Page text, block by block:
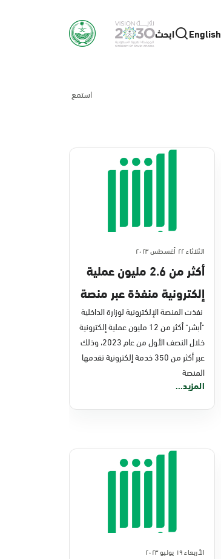
English ابحث
استمع
الثلاثاء ٢٢ أغسطس ٢٠٢٣
أكثر من 2.6 مليون عملية
إلكترونية منفذة عبر منصة
أبشر في يوليو الماضي
نفذت المنصة الإلكترونية لوزارة الداخلية
"أبشر" أكثر من 12 مليون عملية إلكترونية
خلال النصف الأول من عام 2023، وذلك
عبر أكثر من 350 خدمة إلكترونية تقدمها
المنصة
المزيد...
الأربعاء ١٩ يوليو ٢٠٢٣